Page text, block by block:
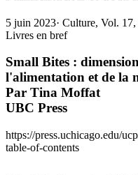
5 juin 2023· Culture, Vol.
Livres en bref
Small Bites :
l'alimentation et de la
Par Tina Moffat
UBC Press
https://press.uchicago.edu/
table-of-contents